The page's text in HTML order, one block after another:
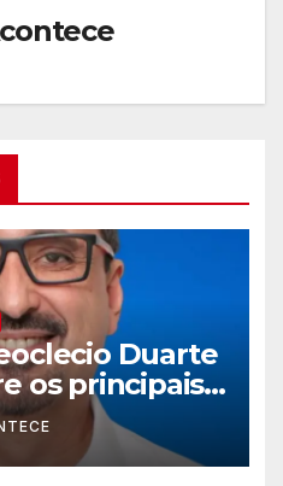
Duarte
os principais
Brasil para